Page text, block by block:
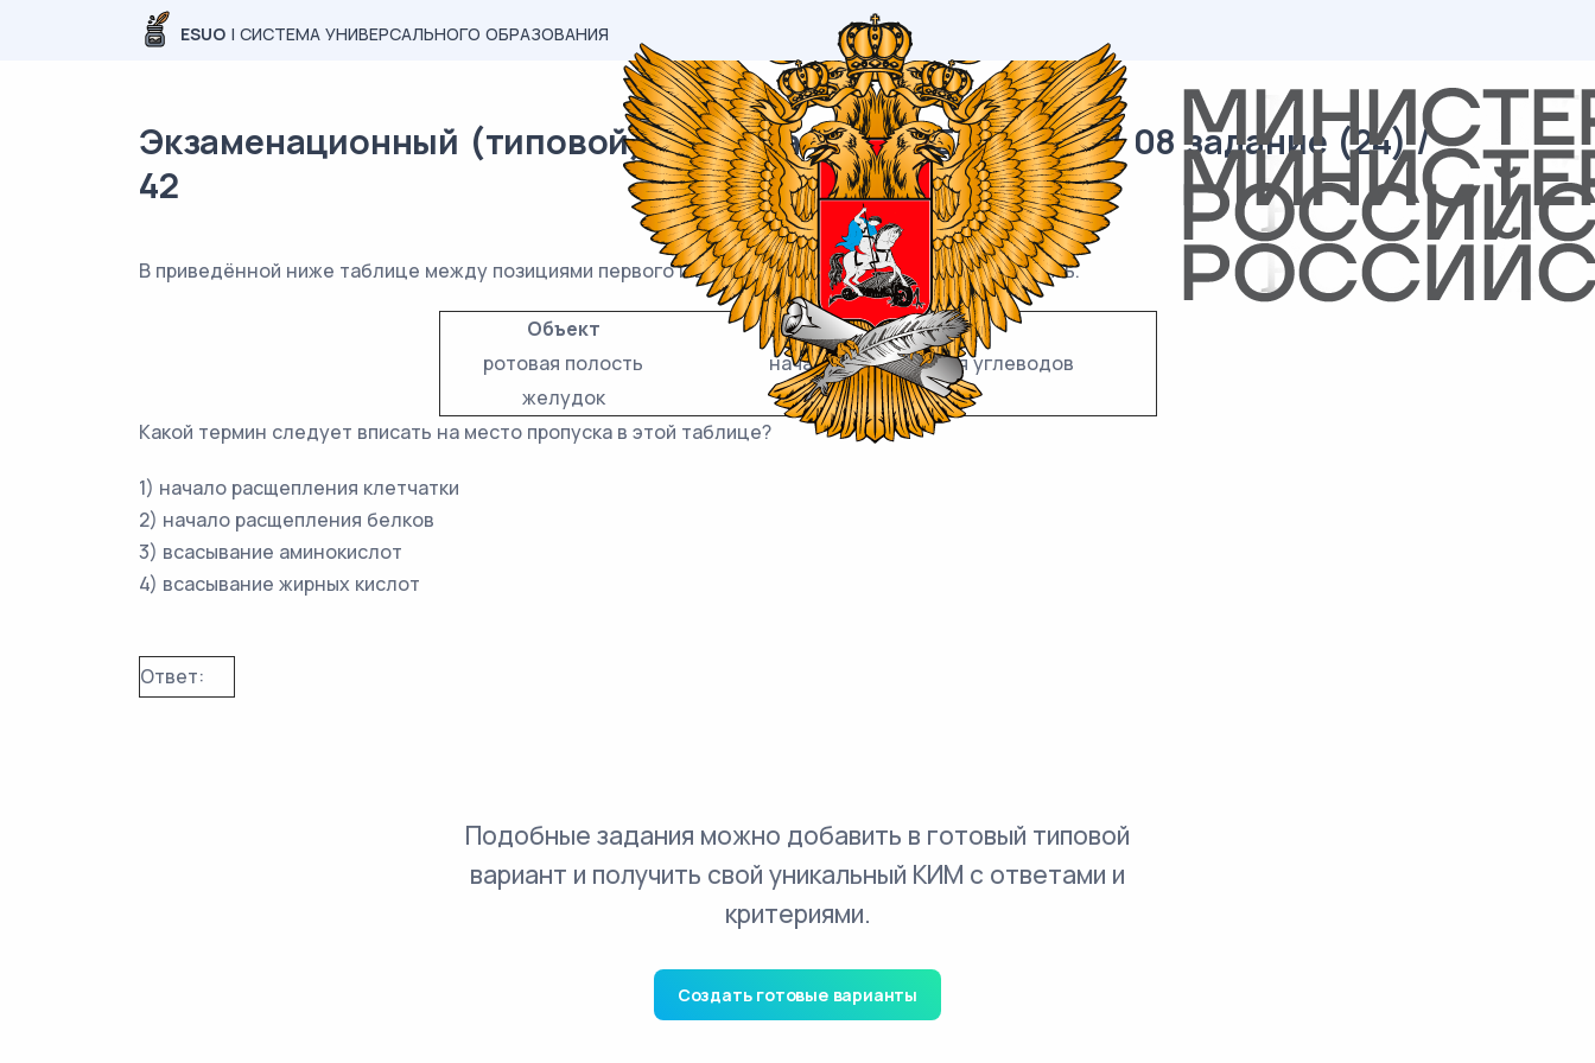
ESUO | СИСТЕМА УНИВЕРСАЛЬНОГО ОБРАЗОВАНИЯ
Экзаменационный (типовой) материал ОГЭ / Биология / 08 задание (24) /
42
В приведённой ниже таблице между позициями первого и второго столбцов имеется взаимосвязь.
Объект
Процесс
ротовая полость
начало расщепления углеводов
желудок
...
Какой термин следует вписать на место пропуска в этой таблице?
1) начало расщепления клетчатки
2) начало расщепления белков
3) всасывание аминокислот
4) всасывание жирных кислот
Ответ:
Подобные задания можно добавить в готовый типовой
вариант и получить свой уникальный КИМ с ответами и
критериями.
Создать готовые варианты